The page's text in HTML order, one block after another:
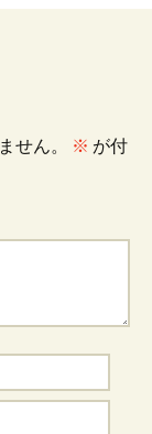
せん。 ※ が付